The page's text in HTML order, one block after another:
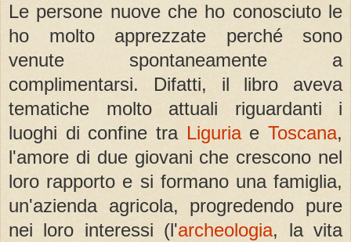
Le persone nuove che ho conosciuto le
ho molto apprezzate perché sono
venute spontaneamente a
complimentarsi. Difatti, il libro aveva
tematiche molto attuali riguardanti i
luoghi di confine tra LiguriaeToscana,
l'amore di due giovani che crescono nel
loro rapporto e si formano una famiglia,
un'azienda agricola, progredendo pure
nei loro interessi (l'archeologia, la vita